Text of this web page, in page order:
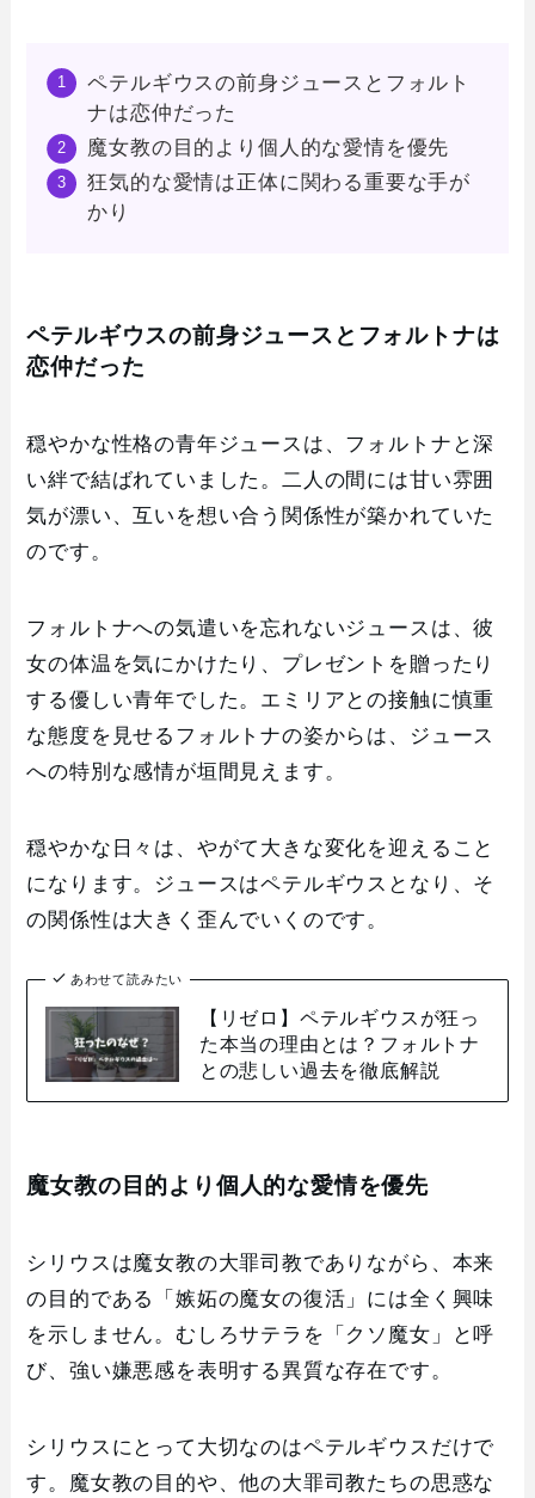
ペテルギウスの前身ジュースとフォルト
ナは恋仲だった
魔女教の目的より個人的な愛情を優先
狂気的な愛情は正体に関わる重要な手が
かり
ペテルギウスの前身ジュースとフォルトナは
恋仲だった
穏やかな性格の青年ジュースは、フォルトナと深
い絆で結ばれていました。二人の間には甘い雰囲
気が漂い、互いを想い合う関係性が築かれていた
のです。
フォルトナへの気遣いを忘れないジュースは、彼
女の体温を気にかけたり、プレゼントを贈ったり
する優しい青年でした。エミリアとの接触に慎重
な態度を見せるフォルトナの姿からは、ジュース
への特別な感情が垣間見えます。
穏やかな日々は、やがて大きな変化を迎えること
になります。ジュースはペテルギウスとなり、そ
の関係性は大きく歪んでいくのです。
あわせて読みたい
【リゼロ】ペテルギウスが狂っ
た本当の理由とは？フォルトナ
との悲しい過去を徹底解説
魔女教の目的より個人的な愛情を優先
シリウスは魔女教の大罪司教でありながら、本来
の目的である「嫉妬の魔女の復活」には全く興味
を示しません。むしろサテラを「クソ魔女」と呼
び、強い嫌悪感を表明する異質な存在です。
シリウスにとって大切なのはペテルギウスだけで
す。魔女教の目的や、他の大罪司教たちの思惑な